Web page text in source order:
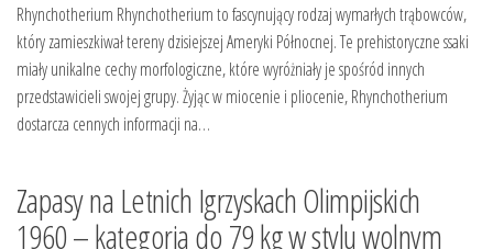
Rhynchotherium Rhynchotherium to fascynujący rodzaj wymarłych trąbowców,
który zamieszkiwał tereny dzisiejszej Ameryki Północnej. Te prehistoryczne ssaki
miały unikalne cechy morfologiczne, które wyróżniały je spośród innych
przedstawicieli swojej grupy. Żyjąc w miocenie i pliocenie, Rhynchotherium
dostarcza cennych informacji na…
Zapasy na Letnich Igrzyskach Olimpijskich
1960 – kategoria do 79 kg w stylu wolnym